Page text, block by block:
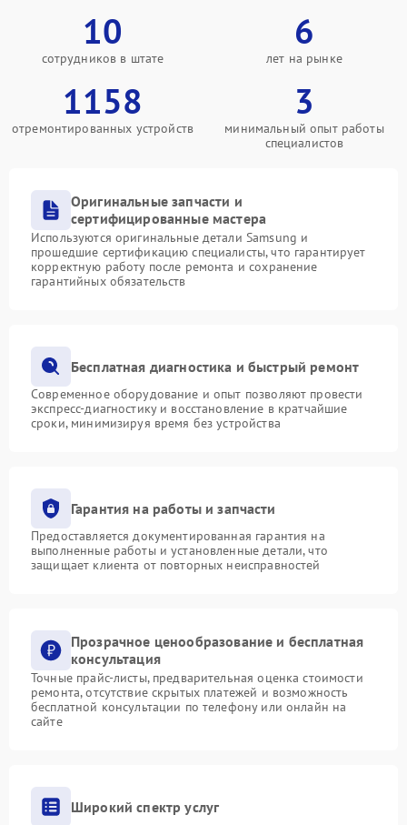
10
сотрудников в штате
6
лет на рынке
1158
отремонтированных устройств
3
минимальный опыт работы
специалистов
Оригинальные запчасти и
сертифицированные мастера
Используются оригинальные детали Samsung и
прошедшие сертификацию специалисты, что гарантирует
корректную работу после ремонта и сохранение
гарантийных обязательств
Бесплатная диагностика и быстрый ремонт
Современное оборудование и опыт позволяют провести
экспресс-диагностику и восстановление в кратчайшие
сроки, минимизируя время без устройства
Гарантия на работы и запчасти
Предоставляется документированная гарантия на
выполненные работы и установленные детали, что
защищает клиента от повторных неисправностей
Прозрачное ценообразование и бесплатная
консультация
Точные прайс-листы, предварительная оценка стоимости
ремонта, отсутствие скрытых платежей и возможность
бесплатной консультации по телефону или онлайн на
сайте
Широкий спектр услуг